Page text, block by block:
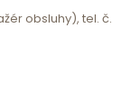
obsluhy), tel. č.